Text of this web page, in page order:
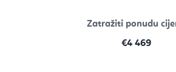
Zatražiti ponudu
€4 469